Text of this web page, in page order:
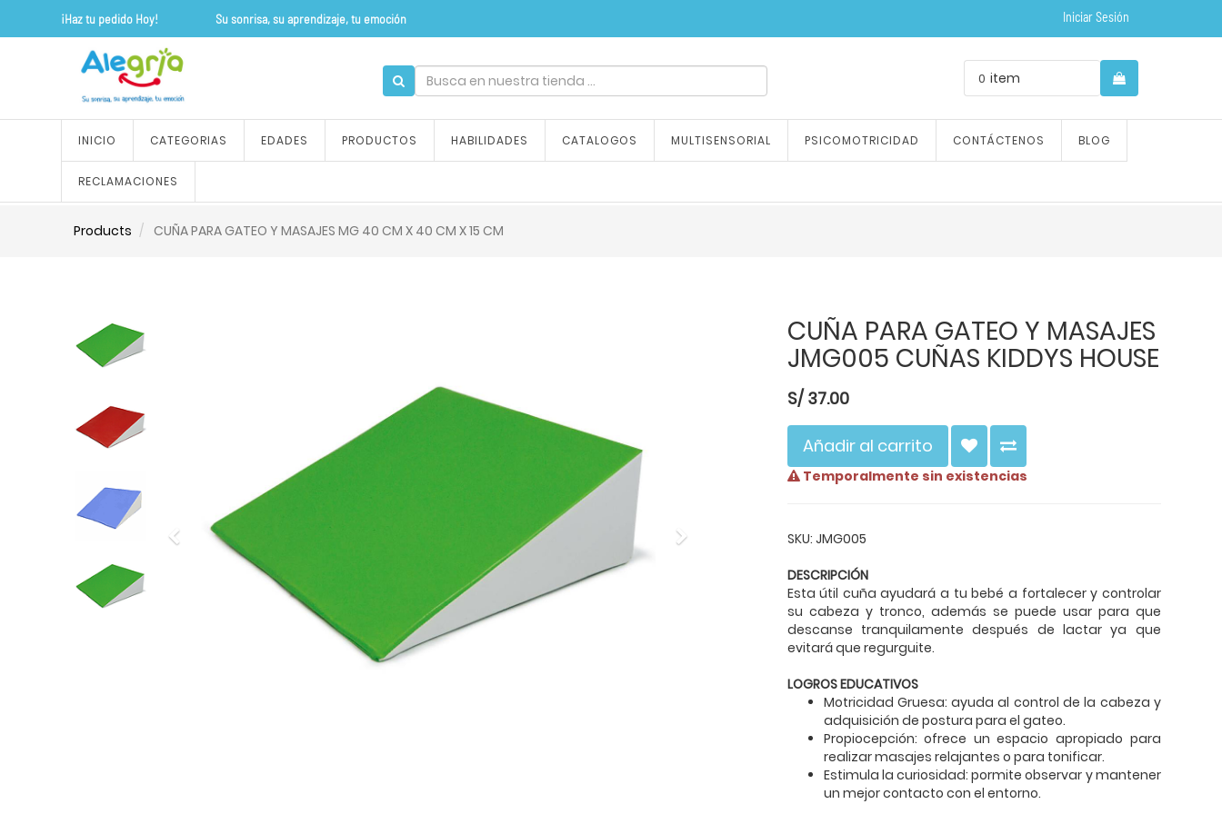
¡Haz tu pedido Hoy! Su sonrisa, su aprendizaje, tu emoción Iniciar Sesión
0 item
INICIO CATEGORIAS EDADES PRODUCTOS HABILIDADES CATALOGOS MULTISENSORIAL PSICOMOTRICIDAD CONTÁCTENOS BLOG
RECLAMACIONES
Products CUÑA PARA GATEO Y MASAJES MG 40 CM X 40 CM X 15 CM
Previous Next
CUÑA PARA GATEO Y MASAJES
JMG005 CUÑAS KIDDYS HOUSE
S/ 37.00
Añadir al carrito
Temporalmente sin existencias
SKU: JMG005
DESCRIPCIÓN
Esta útil cuña ayudará a tu bebé a fortalecer y controlar
su cabeza y tronco, además se puede usar para que
descanse tranquilamente después de lactar ya que
evitará que regurguite.
LOGROS EDUCATIVOS
Motricidad Gruesa: ayuda al control de la cabeza y
adquisición de postura para el gateo.
Propiocepción: ofrece un espacio apropiado para
realizar masajes relajantes o para tonificar.
Estimula la curiosidad: pormite observar y mantener
un mejor contacto con el entorno.